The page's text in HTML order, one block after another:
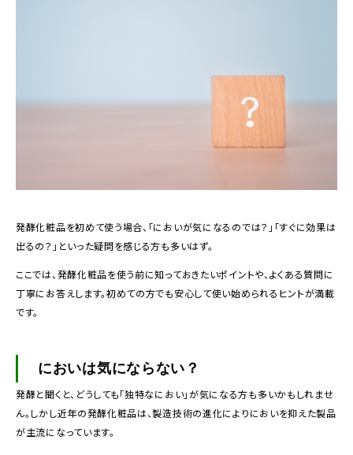
発酵化粧品を初めて使う場合、「においが気になるのでは？」「すぐに効果は
出るの？」といった疑問を感じる方も多いはず。
ここでは、発酵化粧品を使う前に知っておきたいポイントや、よくある質問に
丁寧にお答えします。初めての方でも安心して使い始められるヒントが満載
です。
においは気にならない？
発酵と聞くと、どうしても「独特なにおい」が気になる方も多いかもしれませ
ん。しかし近年の発酵化粧品は、製造技術の進化によりにおいを抑えた製品
が主流になっています。